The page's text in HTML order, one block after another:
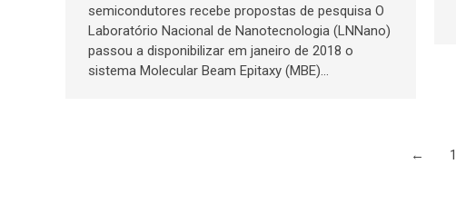
semicondutores recebe propostas de pesquisa O
Laboratório Nacional de Nanotecnologia (LNNano)
passou a disponibilizar em janeiro de 2018 o
sistema Molecular Beam Epitaxy (MBE)…
← 1